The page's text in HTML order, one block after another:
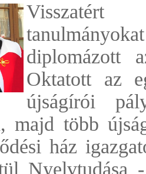
Visszatért
diplomázott
Oktatott az
újságírói
majd több
ház
Nyelvtudása